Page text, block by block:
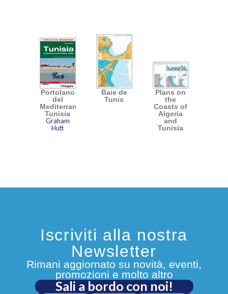
Portolano
del
Mediterraneo
Tunisia
Graham
Hutt
Baie de
Tunis
Plans on
the
Coasts of
Algeria
and
Tunisia
Iscriviti alla nostra
Newsletter
Rimani aggiornato su novità, eventi,
promozioni e molto altro
Sali a bordo con noi!